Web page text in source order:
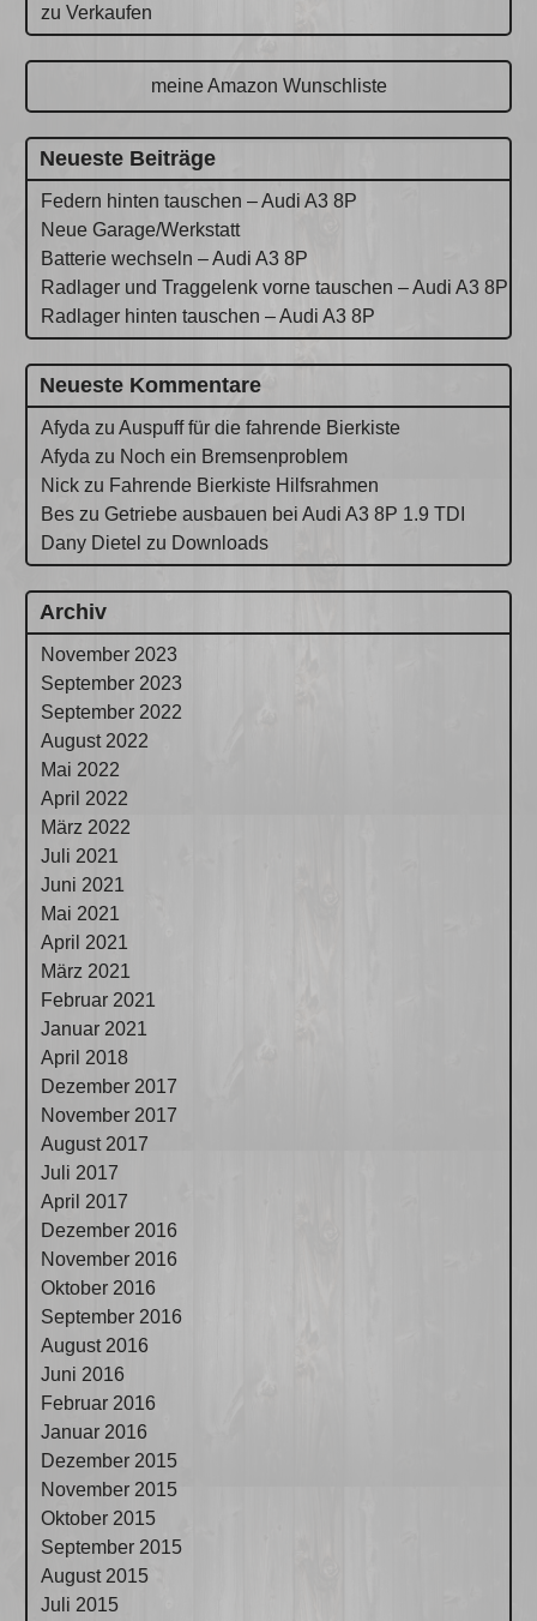
zu Verkaufen
meine Amazon Wunschliste
Neueste Beiträge
Federn hinten tauschen – Audi A3 8P
Neue Garage/Werkstatt
Batterie wechseln – Audi A3 8P
Radlager und Traggelenk vorne tauschen – Audi A3 8P
Radlager hinten tauschen – Audi A3 8P
Neueste Kommentare
Afyda zuAuspuff für die fahrende Bierkiste
Afyda zu Noch ein Bremsenproblem
Nick zu Fahrende Bierkiste Hilfsrahmen
Bes zuGetriebe ausbauen bei Audi A3 8P 1.9 TDI
Dany Dietel zu Downloads
Archiv
November 2023
September 2023
September 2022
August 2022
Mai 2022
April 2022
März 2022
Juli 2021
Juni 2021
Mai 2021
April 2021
März 2021
Februar 2021
Januar 2021
April 2018
Dezember 2017
November 2017
August 2017
Juli 2017
April 2017
Dezember 2016
November 2016
Oktober 2016
September 2016
August 2016
Juni 2016
Februar 2016
Januar 2016
Dezember 2015
November 2015
Oktober 2015
September 2015
August 2015
Juli 2015